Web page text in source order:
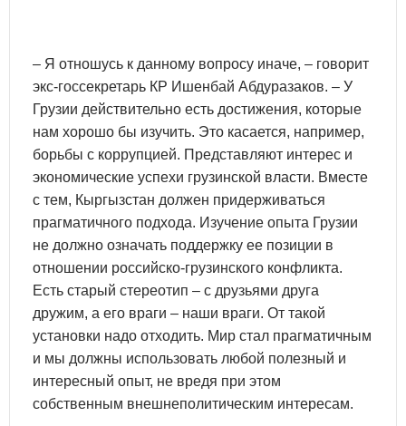
– Я отношусь к данному вопросу иначе, – говорит
экс-госсекретарь КР Ишенбай Абдуразаков. – У
Грузии действительно есть достижения, которые
нам хорошо бы изучить. Это касается, например,
борьбы с коррупцией. Представляют интерес и
экономические успехи грузинской власти. Вместе
с тем, Кыргызстан должен придерживаться
прагматичного подхода. Изучение опыта Грузии
не должно означать поддержку ее позиции в
отношении российско-грузинского конфликта.
Есть старый стереотип – с друзьями друга
дружим, а его враги – наши враги. От такой
установки надо отходить. Мир стал прагматичным
и мы должны использовать любой полезный и
интересный опыт, не вредя при этом
собственным внешнеполитическим интересам.